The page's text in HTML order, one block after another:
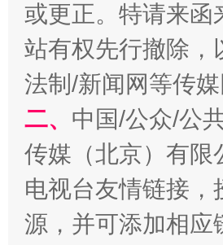
揭开“小金库”的免责幌子
或更正。特请来函
站有权先行撤除，
法制/新闻网等传
二、 中国/公众/公
传媒（北京）有限
电视台友情链接
源，并可添加相应